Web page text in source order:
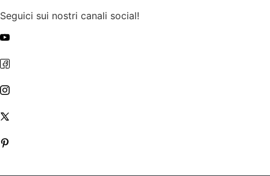
Seguici sui nostri canali social!